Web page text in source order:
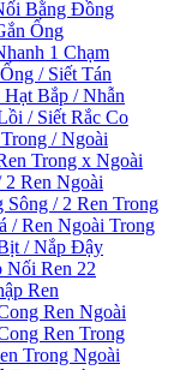
Bằng Đồng
Ống
1 Chạm
/ Siết Tán
Hạt Bắp / Nhẫn
/ Siết Rắc Co
/ Ngoài
Trong x Ngoài
2 Ren Ngoài
Sông / 2 Ren Trong
/ Ren Ngoài Trong
/ Nắp Đậy
Nối Ren 22
Ren
Ren Ngoài
Ren Trong
Trong Ngoài